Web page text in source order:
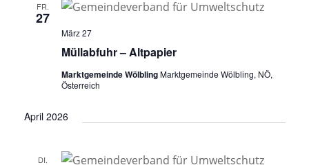
FR.
27
Müllabfuhr – Altpapier
März 27
Marktgemeinde WölblingMarktgemeinde Wölbling, NÖ,
Österreich
April 2026
DI.